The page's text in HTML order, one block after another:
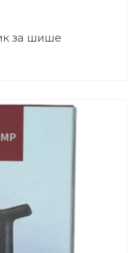
за шише